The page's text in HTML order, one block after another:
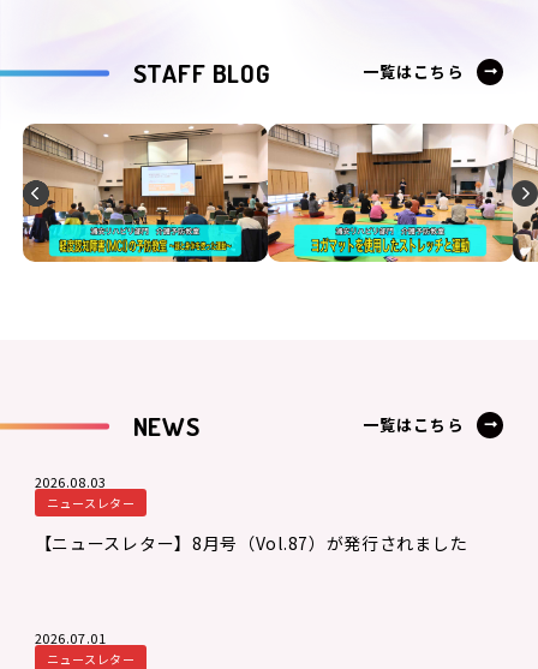
STAFF BLOG 一覧はこちら
NEWS 一覧はこちら
2026.08.03
ニュースレター
【ニュースレター】8月号（Vol.87）が発行されました
2026.07.01
ニュースレター